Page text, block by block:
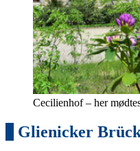
Cecilienhof – her
Glienicker